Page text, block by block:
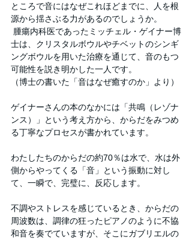
ところで音にはなぜこれほどまでに、人を根
源から揺さぶる力があるのでしょうか。
士は、クリスタルボウルやチベットのシンギ
ングボウルを用いた治療を通じて、音のもつ
可能性を説き明かした一人です。
（博士の書いた「音はなぜ癒すのか」より）
ゲイナーさんの本のなかには「共鳴（レゾナ
ンス）」という考え方から、からだをみつめ
る丁寧なプロセスが書かれています。
わたしたちのからだの約70％は水で、水は外
側からやってくる「音」という振動に対し
て、一瞬で、完璧に、反応します。
不調やストレスを感じているとき、からだの
周波数は、調律の狂ったピアノのように不協
和音を奏でていますが、そこにガブリエルの